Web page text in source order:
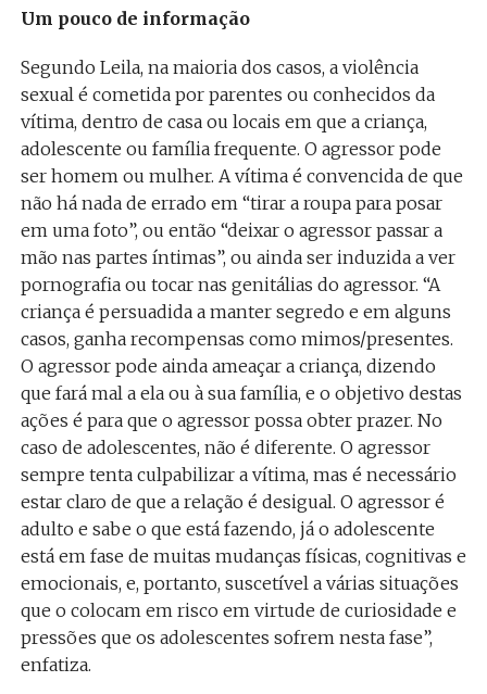
Um pouco de informação
Segundo Leila, na maioria dos casos, a violência
sexual é cometida por parentes ou conhecidos da
vítima, dentro de casa ou locais em que a criança,
adolescente ou família frequente. O agressor pode
ser homem ou mulher. A vítima é convencida de que
não há nada de errado em “tirar a roupa para posar
em uma foto”, ou então “deixar o agressor passar a
mão nas partes íntimas”, ou ainda ser induzida a ver
pornografia ou tocar nas genitálias do agressor. “A
criança é persuadida a manter segredo e em alguns
casos, ganha recompensas como mimos/presentes.
O agressor pode ainda ameaçar a criança, dizendo
que fará mal a ela ou à sua família, e o objetivo destas
ações é para que o agressor possa obter prazer. No
caso de adolescentes, não é diferente. O agressor
sempre tenta culpabilizar a vítima, mas é necessário
estar claro de que a relação é desigual. O agressor é
adulto e sabe o que está fazendo, já o adolescente
está em fase de muitas mudanças físicas, cognitivas e
emocionais, e, portanto, suscetível a várias situações
que o colocam em risco em virtude de curiosidade e
pressões que os adolescentes sofrem nesta fase”,
enfatiza.